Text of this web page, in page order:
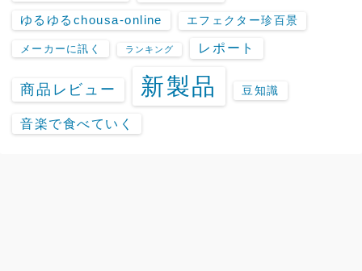
ゆるゆるchousa-online エフェクター珍百景
メーカーに訊く ランキング レポート
商品レビュー 新製品 豆知識
音楽で食べていく